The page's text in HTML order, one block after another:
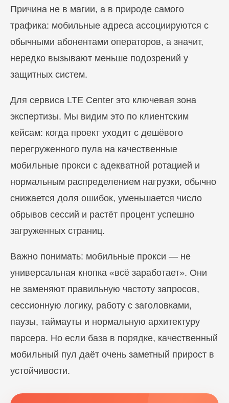
Причина не в магии, а в природе самого
трафика: мобильные адреса ассоциируются с
обычными абонентами операторов, а значит,
нередко вызывают меньше подозрений у
защитных систем.
Для сервиса LTE Center это ключевая зона
экспертизы. Мы видим это по клиентским
кейсам: когда проект уходит с дешёвого
перегруженного пула на качественные
мобильные прокси с адекватной ротацией и
нормальным распределением нагрузки, обычно
снижается доля ошибок, уменьшается число
обрывов сессий и растёт процент успешно
загруженных страниц.
Важно понимать: мобильные прокси — не
универсальная кнопка «всё заработает». Они
не заменяют правильную частоту запросов,
сессионную логику, работу с заголовками,
паузы, таймауты и нормальную архитектуру
парсера. Но если база в порядке, качественный
мобильный пул даёт очень заметный прирост в
устойчивости.